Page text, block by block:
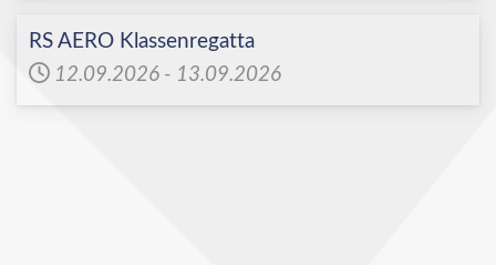
RS AERO Klassenregatta
12.09.2026 - 13.09.2026